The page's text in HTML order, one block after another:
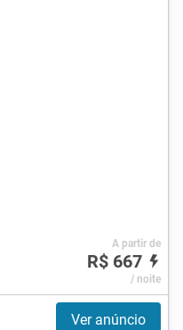
A partir de
R$ 667
/ noite
Ver anúncio